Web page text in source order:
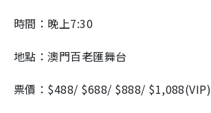
時間：晚上7:30
地點：澳門百老匯舞台
票價：$488/ $688/ $888/ $1,088(VIP)